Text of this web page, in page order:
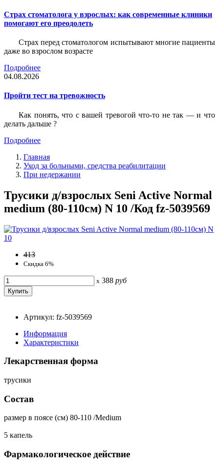
Страх стоматолога у взрослых: как современные клиники
помогают его преодолеть
Страх перед стоматологом испытывают многие пациенты
даже во взрослом возрасте
Подробнее
04.08.2026
Пройти тест на тревожность
Как понять, что с вашей тревогой что-то не так — и что
делать дальше ?
Подробнее
Главная
Уход за больными, средства реабилитации
При недержании
Трусики д/взрослых Seni Active Normal
medium (80-110см) N 10 /Код fz-5039569
413
Скидка 6%
x 388 руб
Артикул: fz-5039569
Информация
Характеристики
Лекарственная форма
трусики
Состав
размер в поясе (см) 80-110 /Medium
5 капель
Фармакологическое действие